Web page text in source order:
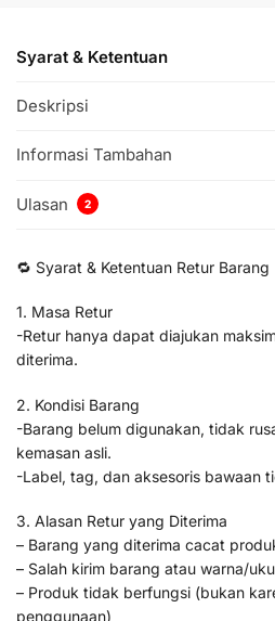
Syarat & Ketentuan
Deskripsi
Informasi Tambahan
Ulasan 2
🔁 Syarat & Ketentuan Retur Barang
1. Masa Retur
-Retur hanya dapat diajukan
diterima.
2. Kondisi Barang
-Barang belum digunakan, tidak
kemasan asli.
-Label, tag, dan aksesoris bawaan
3. Alasan Retur yang Diterima
– Barang yang diterima cacat
– Salah kirim barang atau warna/
– Produk tidak berfungsi (bukan
penggunaan)